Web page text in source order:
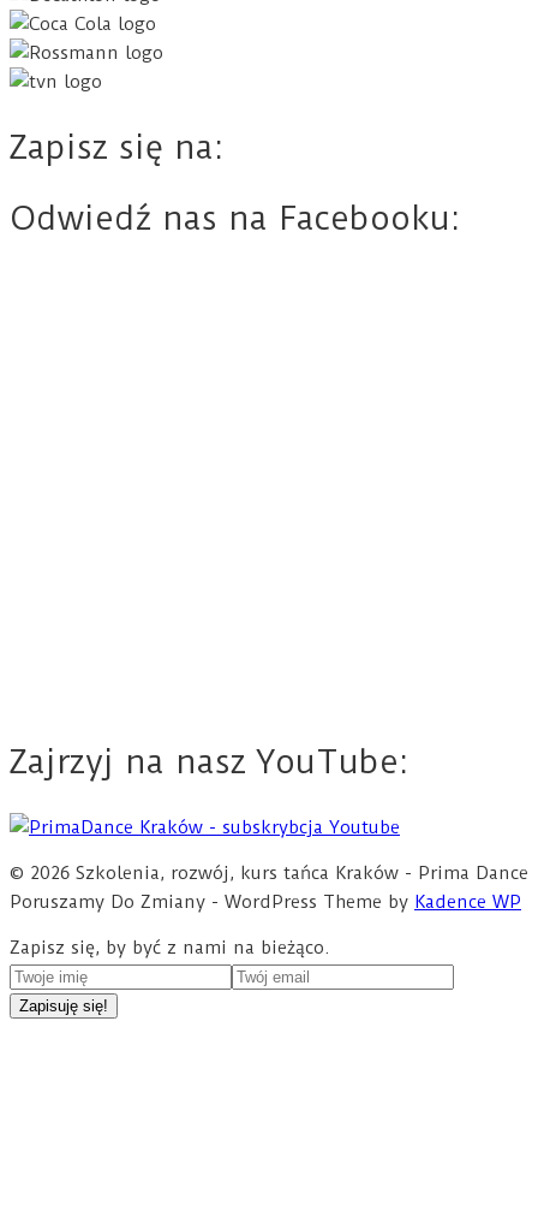
Zapisz się na:
Odwiedź nas na Facebooku:
Zajrzyj na nasz YouTube:
© 2026 Szkolenia, rozwój, kurs tańca Kraków - Prima Dance
Poruszamy Do Zmiany - WordPress Theme by Kadence WP
Zapisz się, by być z nami na bieżąco.